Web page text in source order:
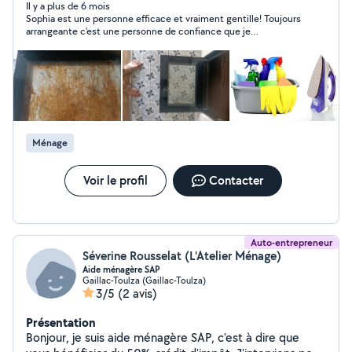
Il y a plus de 6 mois
Sophia est une personne efficace et vraiment gentille! Toujours
arrangeante c'est une personne de confiance que je
Ménage
Voir le profil Contacter
Auto-entrepreneur
Séverine Rousselat (L'Atelier Ménage)
Aide ménagère SAP
Gaillac-Toulza (Gaillac-Toulza)
3/5 (2 avis)
Présentation
Bonjour, je suis aide ménagère SAP, c'est à dire que